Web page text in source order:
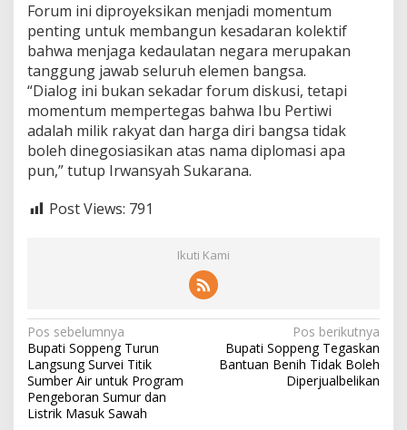
Forum ini diproyeksikan menjadi momentum
penting untuk membangun kesadaran kolektif
bahwa menjaga kedaulatan negara merupakan
tanggung jawab seluruh elemen bangsa.
“Dialog ini bukan sekadar forum diskusi, tetapi
momentum mempertegas bahwa Ibu Pertiwi
adalah milik rakyat dan harga diri bangsa tidak
boleh dinegosiasikan atas nama diplomasi apa
pun,” tutup Irwansyah Sukarana.
Post Views: 791
Ikuti Kami
Navigasi
pos
Pos sebelumnya
Bupati Soppeng Turun
Langsung Survei Titik
Sumber Air untuk Program
Pengeboran Sumur dan
Listrik Masuk Sawah
Pos berikutnya
Bupati Soppeng Tegaskan
Bantuan Benih Tidak Boleh
Diperjualbelikan